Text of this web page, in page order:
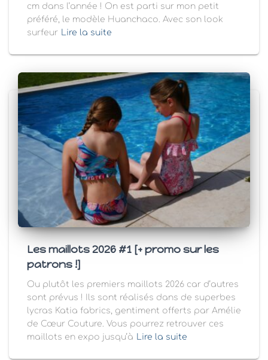
cm dans l’année ! On est parti sur mon petit
préféré, le modèle Huanchaco. Avec son look
surfeur Lire la suite
Les maillots 2026 #1 [+ promo sur les
patrons !]
Ou plutôt les premiers maillots 2026 car d’autres
sont prévus ! Ils sont réalisés dans de superbes
lycras Katia fabrics, gentiment offerts par Amélie
de Cœur Couture. Vous pourrez retrouver ces
maillots en expo jusqu’à
Lire la suite